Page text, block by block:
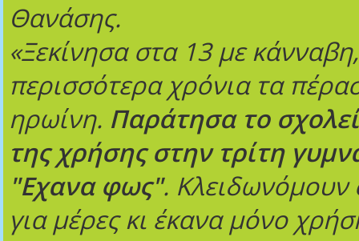
Θανάσης.
«Ξεκίνησα στα 13 με
περισσότερα χρόνια τα
ηρωίνη. Παράτησα το
της χρήσης στην τρίτη
"Εχανα φως". Κλειδωνόμουν
για μέρες κι έκανα μόνο